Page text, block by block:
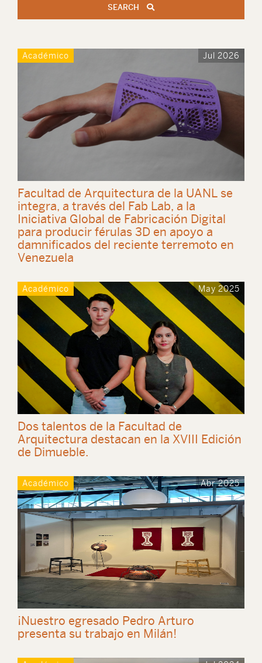
SEARCH
Académico Jul 2026
Facultad de Arquitectura de la UANL se
integra, a través del Fab Lab, a la
Iniciativa Global de Fabricación Digital
para producir férulas 3D en apoyo a
damnificados del reciente terremoto en
Venezuela
Académico May 2025
Dos talentos de la Facultad de
Arquitectura destacan en la XVIII Edición
de Dimueble.
Académico Abr 2025
¡Nuestro egresado Pedro Arturo
presenta su trabajo en Milán!